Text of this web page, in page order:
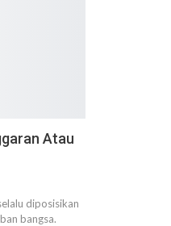
Atau
diposisikan
bangsa.